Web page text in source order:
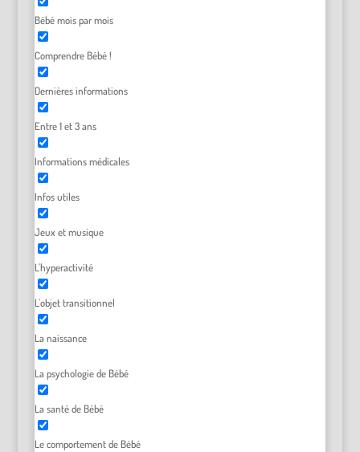
Bébé mois par mois
Comprendre Bébé !
Dernières informations
Entre 1 et 3 ans
Informations médicales
Infos utiles
Jeux et musique
L'hyperactivité
L'objet transitionnel
La naissance
La psychologie de Bébé
La santé de Bébé
Le comportement de Bébé